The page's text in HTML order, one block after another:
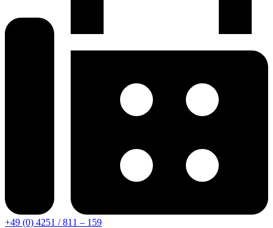
+49 (0) 4251 / 811 – 159